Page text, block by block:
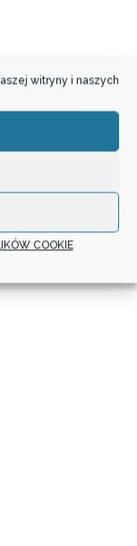
witryny i naszych
COOKIE